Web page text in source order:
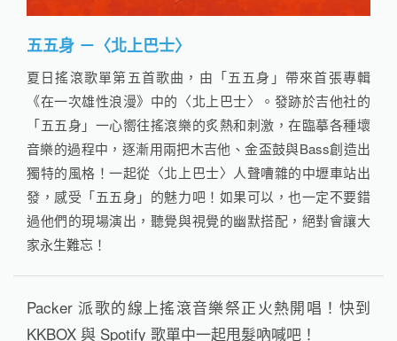
五五身 －〈北上巴士〉
夏日搖滾歌單第五首歌曲，由「五五身」帶來首張專輯
《在一次雄性浪漫》中的〈北上巴士〉。發跡於吉他社的
「五五身」一心嚮往搖滾樂的炙熱和刺激，在臨摹各種壞
音樂的過程中，逐漸用兩把木吉他、金盃鼓與Bass創造出
獨特的風格！一起從〈北上巴士〉人聲嘈雜的中壢車站出
發，感受「五五身」的魅力吧！如果可以，也一定不要錯
過他們的現場演出，聽覺與視覺的幽默搭配，絕對會讓大
家永生難忘！
Packer 派歌的線上搖滾音樂祭正火熱開唱！快到
KKBOX 與 Spotify 歌單中一起甩髮吶喊吧！